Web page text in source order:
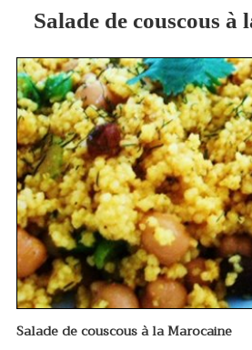
Salade de couscous à
Salade de couscous à la Marocaine